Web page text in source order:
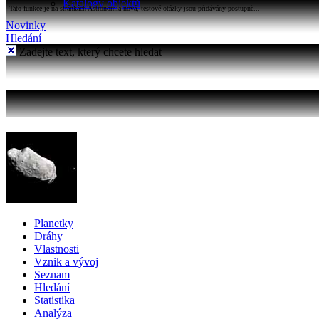
Katalogy objektů
Tato funkce je na stránkách Astronomia nová, testové otázky jsou přidávány postupně...
Novinky
Hledání
Zadejte text, který chcete hledat
Planetky
Dráhy
Vlastnosti
Vznik a vývoj
Seznam
Hledání
Statistika
Analýza